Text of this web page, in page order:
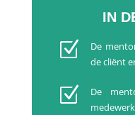
IN
Z
De
de cliënt
Z
De